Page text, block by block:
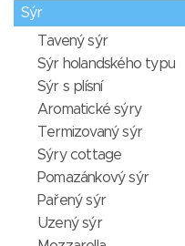
Sýr
Tavený sýr
Sýr holandského typu
Sýr s plísní
Aromatické sýry
Termizovaný sýr
Sýry cottage
Pomazánkový sýr
Pařený sýr
Uzený sýr